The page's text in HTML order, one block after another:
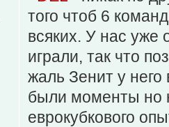
того чтоб 6
всяких. У нас уже
играли, так что
жаль Зенит у него
были моменты но
еврокубкового